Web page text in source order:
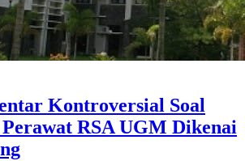
Kontroversial Soal
Perawat RSA UGM Dikenai